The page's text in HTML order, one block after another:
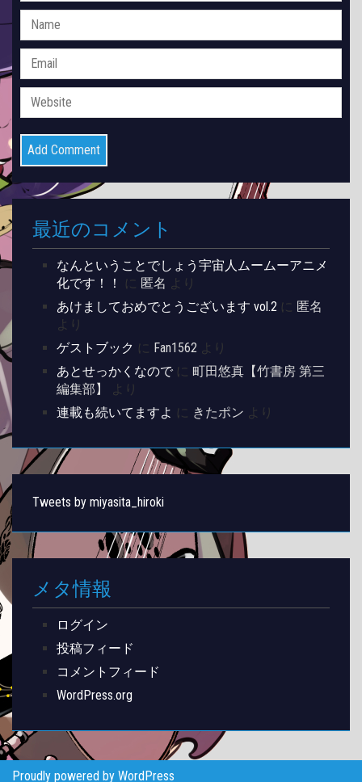
最近のコメント
なんということでしょう宇宙人ムームーアニメ
化です！！
に 匿名 より
あけましておめでとうございます vol.2 に 匿名
より
ゲストブック に Fan1562 より
あとせっかくなのでに 町田悠真【竹書房 第三
編集部】
より
連載も続いてますよ に きたポン より
Tweets by miyasita_hiroki
メタ情報
ログイン
投稿フィード
コメントフィード
WordPress.org
Proudly powered by WordPress